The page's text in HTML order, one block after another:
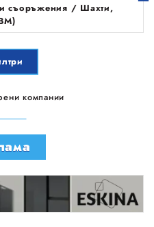
съоръжения / Шахти,
компании